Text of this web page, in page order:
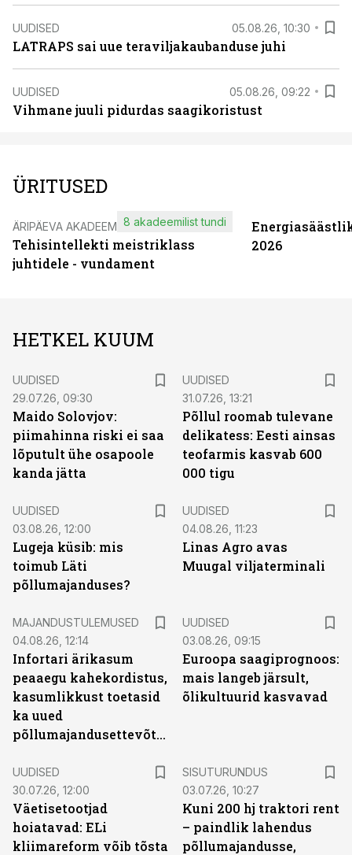
UUDISED 05.08.26, 10:30
LATRAPS sai uue teraviljakaubanduse juhi
UUDISED 05.08.26, 09:22
Vihmane juuli pidurdas saagikoristust
ÜRITUSED
ÄRIPÄEVA AKADEEMIA
Tehisintellekti meistriklass
juhtidele - vundament
8 akadeemilist tundi
2026
HETKEL KUUM
UUDISED
29.07.26, 09:30
Maido Solovjov:
piimahinna riski ei saa
lõputult ühe osapoole
kanda jätta
UUDISED
31.07.26, 13:21
Põllul roomab tulevane
delikatess: Eesti ainsas
teofarmis kasvab 600
000 tigu
UUDISED
03.08.26, 12:00
Lugeja küsib: mis
toimub Läti
põllumajanduses?
UUDISED
04.08.26, 11:23
Linas Agro avas
Muugal viljaterminali
MAJANDUSTULEMUSED
04.08.26, 12:14
Infortari ärikasum
peaaegu kahekordistus,
kasumlikkust toetasid
ka uued
põllumajandusettevõtted
UUDISED
03.08.26, 09:15
Euroopa saagiprognoos:
mais langeb järsult,
õlikultuurid kasvavad
UUDISED
30.07.26, 12:00
Väetisetootjad
hoiatavad: ELi
kliimareform võib tõsta
SISUTURUNDUS
03.07.26, 10:27
Kuni 200 hj traktori rent
– paindlik lahendus
põllumajandusse,